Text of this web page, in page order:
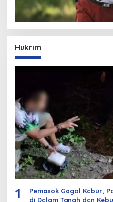
Hukrim
1
Pemasok Gagal Kabur,
di Dalam Tanah dan